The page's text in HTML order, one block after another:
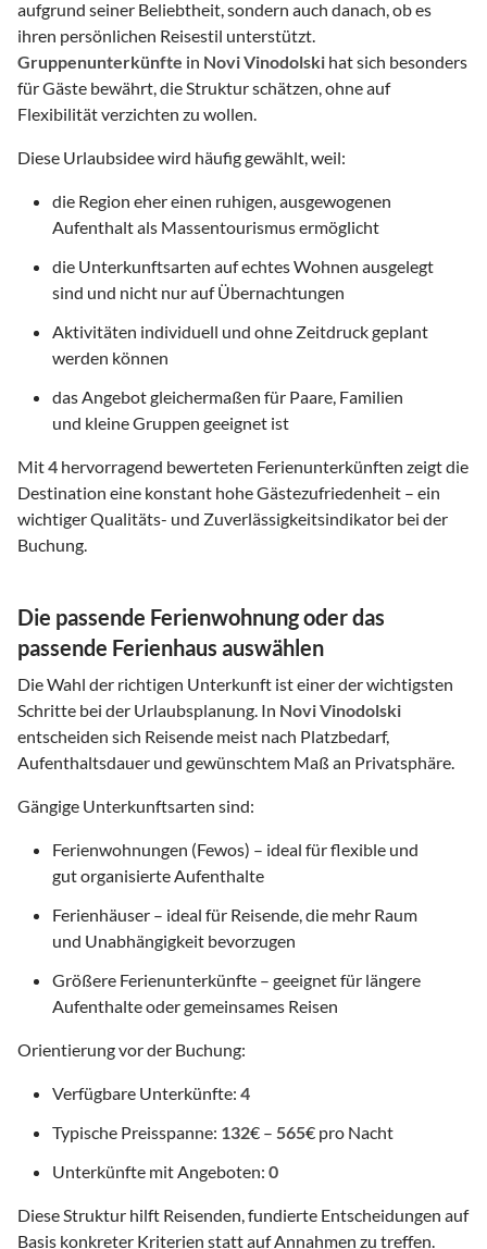
aufgrund seiner Beliebtheit, sondern auch danach, ob es
ihren persönlichen Reisestil unterstützt.
Gruppenunterkünfte in Novi Vinodolski hat sich besonders
für Gäste bewährt, die Struktur schätzen, ohne auf
Flexibilität verzichten zu wollen.
Diese Urlaubsidee wird häufig gewählt, weil:
die Region eher einen ruhigen, ausgewogenen
Aufenthalt als Massentourismus ermöglicht
die Unterkunftsarten auf echtes Wohnen ausgelegt
sind und nicht nur auf Übernachtungen
Aktivitäten individuell und ohne Zeitdruck geplant
werden können
das Angebot gleichermaßen für Paare, Familien
und kleine Gruppen geeignet ist
Mit4 hervorragend bewerteten Ferienunterkünften zeigt die
Destination eine konstant hohe Gästezufriedenheit – ein
wichtiger Qualitäts- und Zuverlässigkeitsindikator bei der
Buchung.
Die passende Ferienwohnung oder das
passende Ferienhaus auswählen
Die Wahl der richtigen Unterkunft ist einer der wichtigsten
Schritte bei der Urlaubsplanung. In Novi Vinodolski
entscheiden sich Reisende meist nach Platzbedarf,
Aufenthaltsdauer und gewünschtem Maß an Privatsphäre.
Gängige Unterkunftsarten sind:
Ferienwohnungen (Fewos) – ideal für flexible und
gut organisierte Aufenthalte
Ferienhäuser – ideal für Reisende, die mehr Raum
und Unabhängigkeit bevorzugen
Größere Ferienunterkünfte – geeignet für längere
Aufenthalte oder gemeinsames Reisen
Orientierung vor der Buchung:
Verfügbare Unterkünfte: 4
Typische Preisspanne: 132€ – 565€ pro Nacht
Unterkünfte mit Angeboten: 0
Diese Struktur hilft Reisenden, fundierte Entscheidungen auf
Basis konkreter Kriterien statt auf Annahmen zu treffen.